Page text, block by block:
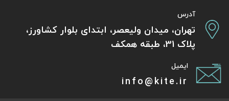
آدرس
تهران، میدان ولیعصر، ابتدای بلوار کشاورز،
پلاک 31، طبقه همکف
ایمیل
info@kite.ir